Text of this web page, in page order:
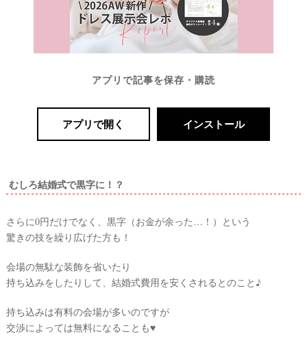
アプリで記事を保存・購読
アプリで開く インストール
むしろ結婚式で黒字に！？
さらに0円だけでなく、黒字（お金が余った…！）という
驚きの技を繰り広げた方も！
会場の無駄な装飾を省いたり
持ち込みをしたりして、結婚式費用を安くされるとのこと♪
持ち込みは有料の会場が多いのですが
交渉によっては無料になることも♥